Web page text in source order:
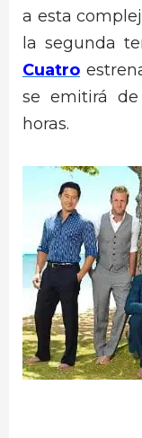
a esta
la segunda
Cuatro
se emitirá
horas.